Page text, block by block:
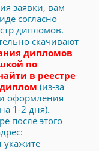
заявки, вам
согласно
дипломов.
скачивают
дипломов
по
в реестре
(из-за
оформления
1-2 дня).
после этого
укажите